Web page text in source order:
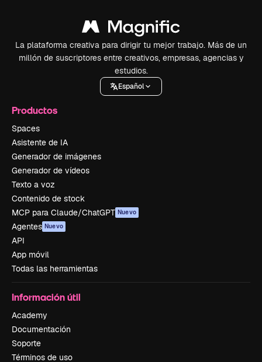
La plataforma creativa para dirigir tu mejor trabajo. Más de un
millón de suscriptores entre creativos, empresas, agencias y
estudios.
Español
Productos
Spaces
Asistente de IA
Generador de imágenes
Generador de vídeos
Texto a voz
Contenido de stock
MCP para Claude/ChatGPT Nuevo
Agentes Nuevo
API
App móvil
Todas las herramientas
Información útil
Academy
Documentación
Soporte
Términos de uso